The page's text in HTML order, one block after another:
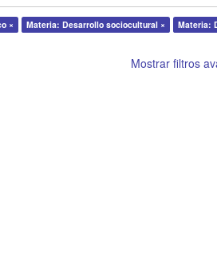
× Materia: Desarrollo sociocultural ×
Materia:
Mostrar filtros